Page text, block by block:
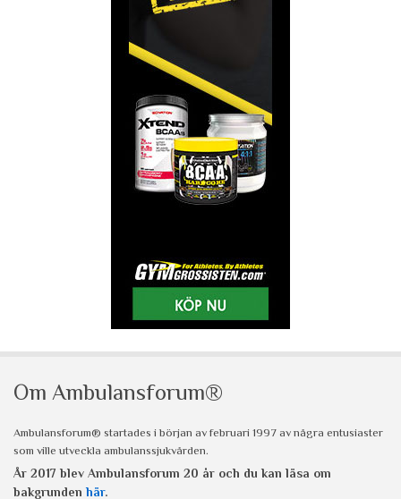
Om Ambulansforum®
Ambulansforum® startades i början av februari 1997 av några entusiaster
som ville utveckla ambulanssjukvården.
År 2017 blev Ambulansforum 20 år och du kan läsa om
bakgrunden här.